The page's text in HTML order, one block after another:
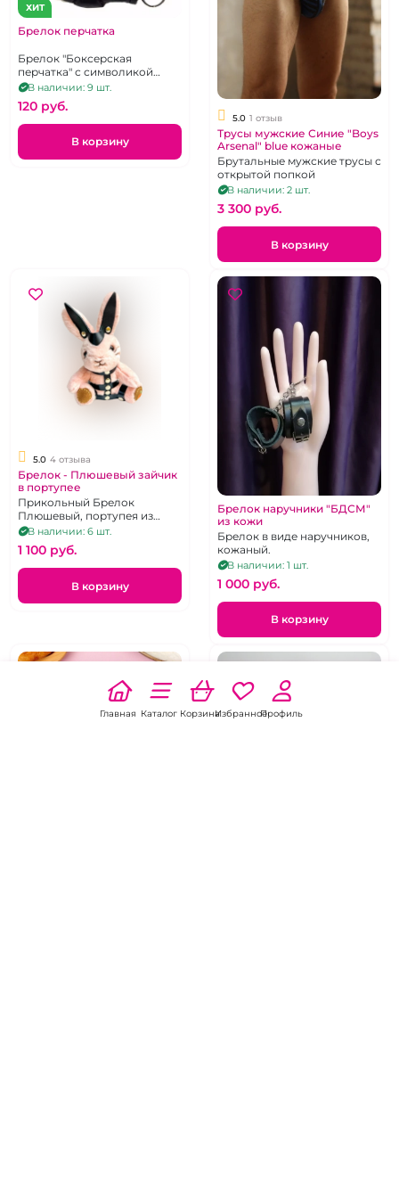
ХИТ
Брелок перчатка
Брелок "Боксерская
перчатка" с символикой
России
В наличии: 9 шт.
120 pуб.
В корзину
5.0 1 отзыв
Трусы мужские Синие "Boys
Arsenal" blue кожаные
Брутальные мужские трусы с
открытой попкой
В наличии: 2 шт.
3 300 pуб.
В корзину
5.0 4 отзыва
Брелок - Плюшевый зайчик
в портупее
Прикольный Брелок
Плюшевый, портупея из
натуральной кожи, высота 18
см, с карабином и кольцом
В наличии: 6 шт.
1 100 pуб.
В корзину
Брелок наручники "БДСМ"
из кожи
Брелок в виде наручников,
кожаный.
В наличии: 1 шт.
1 000 pуб.
В корзину
Главная Каталог КорзинаИзбранноеПрофиль